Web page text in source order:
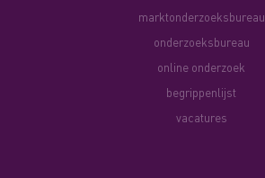
marktonderzoeksbureau
onderzoeksbureau
online onderzoek
begrippenlijst
vacatures